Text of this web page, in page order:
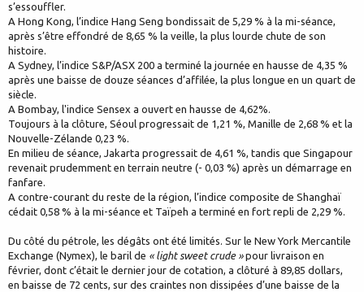
s’essouffler.
A Hong Kong, l’indice Hang Seng bondissait de 5,29 % à la mi-séance,
après s’être effondré de 8,65 % la veille, la plus lourde chute de son
histoire.
A Sydney, l’indice S&P/ASX 200 a terminé la journée en hausse de 4,35 %
après une baisse de douze séances d’affilée, la plus longue en un quart de
siècle.
A Bombay, l'indice Sensex a ouvert en hausse de 4,62%.
Toujours à la clôture, Séoul progressait de 1,21 %, Manille de 2,68 % et la
Nouvelle-Zélande 0,23 %.
En milieu de séance, Jakarta progressait de 4,61 %, tandis que Singapour
revenait prudemment en terrain neutre (- 0,03 %) après un démarrage en
fanfare.
A contre-courant du reste de la région, l’indice composite de Shanghaï
cédait 0,58 % à la mi-séance et Taïpeh a terminé en fort repli de 2,29 %.
Du côté du pétrole, les dégâts ont été limités. Sur le New York Mercantile
Exchange (Nymex), le baril de « light sweet crude »pour livraison en
février, dont c’était le dernier jour de cotation, a clôturé à 89,85 dollars,
en baisse de 72 cents, sur des craintes non dissipées d’une baisse de la